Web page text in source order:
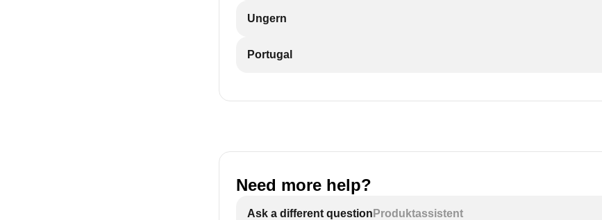
Ungern
Portugal
Need more help?
Ask a different question Produktassistent